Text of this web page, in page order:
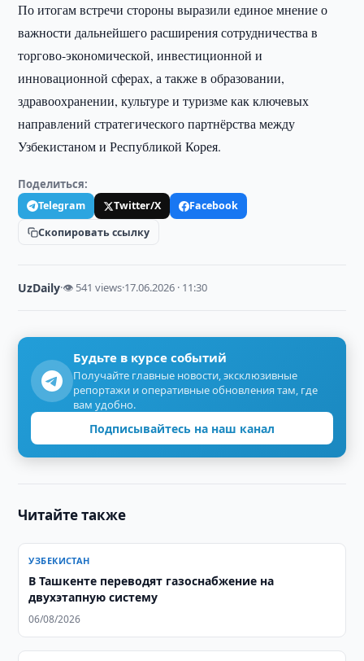
По итогам встречи стороны выразили единое мнение о
важности дальнейшего расширения сотрудничества в
торгово-экономической, инвестиционной и
инновационной сферах, а также в образовании,
здравоохранении, культуре и туризме как ключевых
направлений стратегического партнёрства между
Узбекистаном и Республикой Корея.
Поделиться:
Telegram Twitter/X
Facebook
Скопировать ссылку
UzDaily·👁 541 views·17.06.2026 · 11:30
Будьте в курсе событий
Получайте главные новости, эксклюзивные
репортажи и оперативные обновления там, где
вам удобно.
Подписывайтесь на наш канал
Читайте также
УЗБЕКИСТАН
В Ташкенте переводят газоснабжение на
двухэтапную систему
06/08/2026